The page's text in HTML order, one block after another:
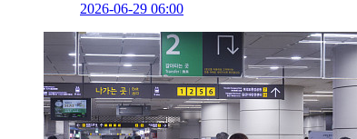
2026-06-29 06:00